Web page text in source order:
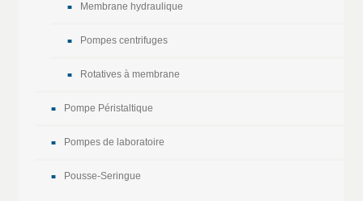
Membrane hydraulique
Pompes centrifuges
Rotatives à membrane
Pompe Péristaltique
Pompes de laboratoire
Pousse-Seringue